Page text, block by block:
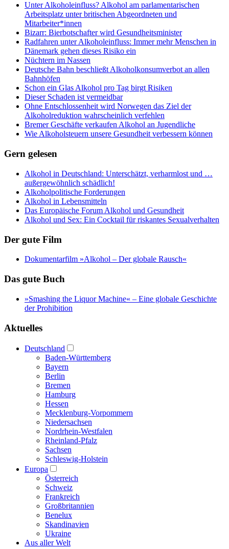
Unter Alkoholeinfluss? Alkohol am parlamentarischen
Arbeitsplatz unter britischen Abgeordneten und
Mitarbeiter*innen
Bizarr: Bierbotschafter wird Gesundheitsminister
Radfahren unter Alkoholeinfluss: Immer mehr Menschen in
Dänemark gehen dieses Risiko ein
Nüchtern im Nassen
Deutsche Bahn beschließt Alkoholkonsumverbot an allen
Bahnhöfen
Schon ein Glas Alkohol pro Tag birgt Risiken
Dieser Schaden ist vermeidbar
Ohne Entschlossenheit wird Norwegen das Ziel der
Alkoholreduktion wahrscheinlich verfehlen
Bremer Geschäfte verkaufen Alkohol an Jugendliche
Wie Alkoholsteuern unsere Gesundheit verbessern können
Gern gelesen
Alkohol in Deutschland: Unterschätzt, verharmlost und …
außergewöhnlich schädlich!
Alkoholpolitische Forderungen
Alkohol in Lebensmitteln
Das Europäische Forum Alkohol und Gesundheit
Alkohol und Sex: Ein Cocktail für riskantes Sexualverhalten
Der gute Film
Dokumentarfilm »Alkohol – Der globale Rausch«
Das gute Buch
»Smashing the Liquor Machine« ‒ Eine globale Geschichte
der Prohibition
Aktuelles
Deutschland
Baden-Württemberg
Bayern
Berlin
Bremen
Hamburg
Hessen
Mecklenburg-Vorpommern
Niedersachsen
Nordrhein-Westfalen
Rheinland-Pfalz
Sachsen
Schleswig-Holstein
Europa
Österreich
Schweiz
Frankreich
Großbritannien
Benelux
Skandinavien
Ukraine
Aus aller Welt